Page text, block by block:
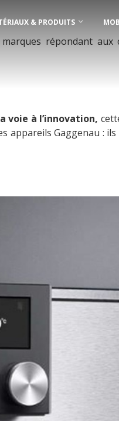
& PRODUITS
répondant
voie à l’innovation,
appareils Gaggenau :